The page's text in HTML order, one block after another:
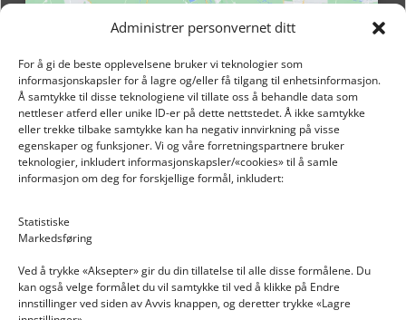
Administrer personvernet ditt
For å gi de beste opplevelsene bruker vi teknologier som
informasjonskapsler for å lagre og/eller få tilgang til enhetsinformasjon.
Å samtykke til disse teknologiene vil tillate oss å behandle data som
nettleser atferd eller unike ID-er på dette nettstedet. Å ikke samtykke
eller trekke tilbake samtykke kan ha negativ innvirkning på visse
egenskaper og funksjoner. Vi og våre forretningspartnere bruker
teknologier, inkludert informasjonskapsler/«cookies» til å samle
informasjon om deg for forskjellige formål, inkludert:
Statistiske
Markedsføring
Ved å trykke «Aksepter» gir du din tillatelse til alle disse formålene. Du
kan også velge formålet du vil samtykke til ved å klikke på Endre
innstillinger ved siden av Avvis knappen, og deretter trykke «Lagre